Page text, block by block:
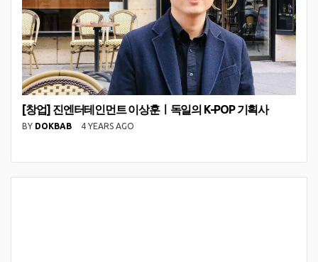
[창업] 진엔터테인먼트 이상훈ㅣ독일의 K-POP 기획사
BY DOKBAB 4 YEARS AGO